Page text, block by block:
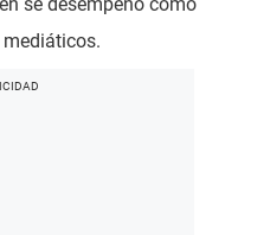
se desempeñó como